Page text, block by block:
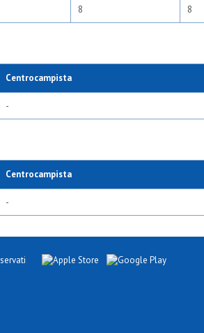
8 8
Centrocampista
-
Centrocampista
-